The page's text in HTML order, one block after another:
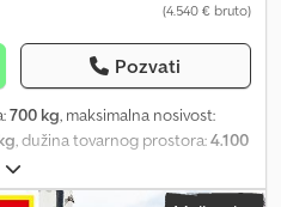
(4.540 € bruto)
Pozvati
700 kg, maksimalna nosivost:
, dužina tovarnog prostora:4.100
2.040 mm
od proizvođača prikolica